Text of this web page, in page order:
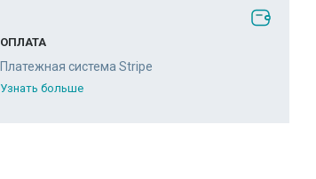
ОПЛАТА
Платежная система Stripe
Узнать больше